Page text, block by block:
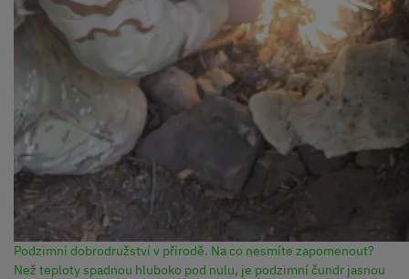
Podzimní dobrodružství v přírodě. Na co nesmíte zapomenout?
Než teploty spadnou hluboko pod nulu, je podzimní čundr jasnou